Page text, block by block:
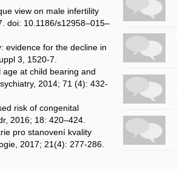
view on male infertility
doi: 10.1186/s12958–015–
evidence for the decline in
3, 1520-7.
age at child bearing and
2014; 71 (4): 432-
risk of congenital
2016; 18: 420–424.
pro stanovení kvality
2017; 21(4): 277-286.